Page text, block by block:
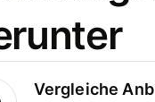
Vergleiche